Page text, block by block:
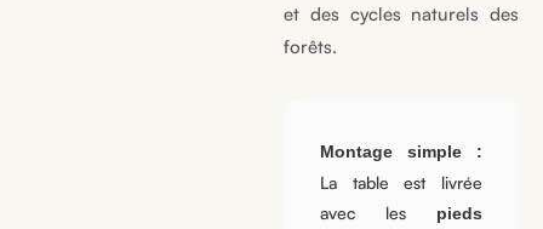
et des cycles naturels des
forêts.
Montage simple :
La table est livrée
avec les pieds